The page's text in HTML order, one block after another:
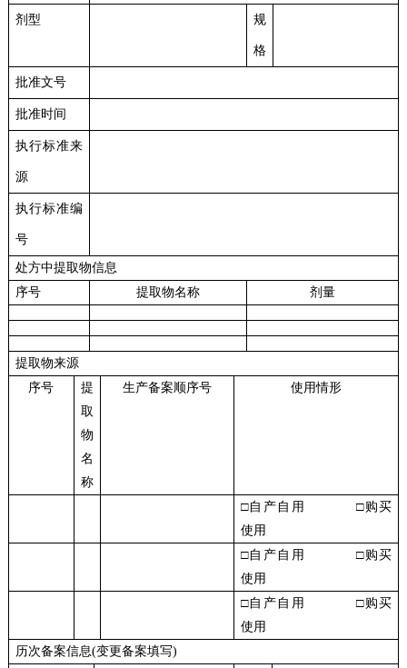
剂型 规
格
批准文号
批准时间
执行标准来
源
执行标准编
号
处方中提取物信息
序号
提取物名称 剂量
提取物来源
序号
提
取
物
名
称
生产备案顺序号 使用情形
□自产自用 □购买
使用
□自产自用 □购买
使用
□自产自用 □购买
使用
历次备案信息(变更备案填写)